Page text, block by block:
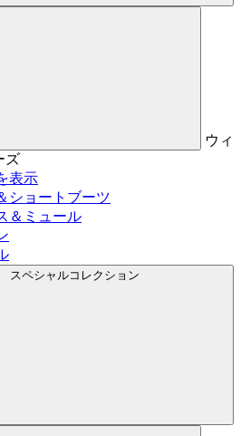
ウィ
ズ
表示
ショートブーツ
＆ミュール
スペシャルコレクション